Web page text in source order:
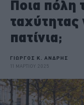
Ποια πόλη
ταχύτητας
πατίνια;
ΓΙΩΡΓΟΣ Κ. ΑΝΔΡΗΣ
11 ΜΑΡΤΙΟΥ 2025